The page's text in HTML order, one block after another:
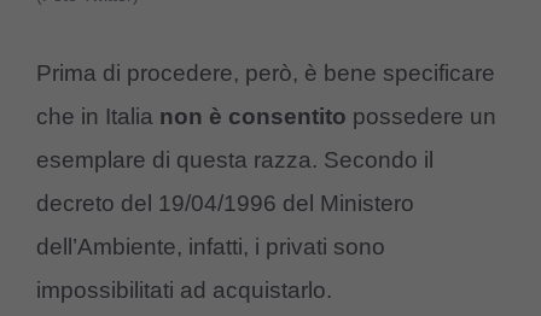
Prima di procedere, però, è bene specificare
che in Italia non è consentito possedere un
esemplare di questa razza. Secondo il
decreto del 19/04/1996 del Ministero
dell’Ambiente, infatti, i privati sono
impossibilitati ad acquistarlo.